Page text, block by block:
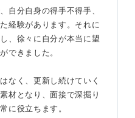
自分自身の得手不得手、
経験があります。それに
、徐々に自分が本当に望
できました。
なく、更新し続けていく
材となり、面接で深掘り
に役立ちます。